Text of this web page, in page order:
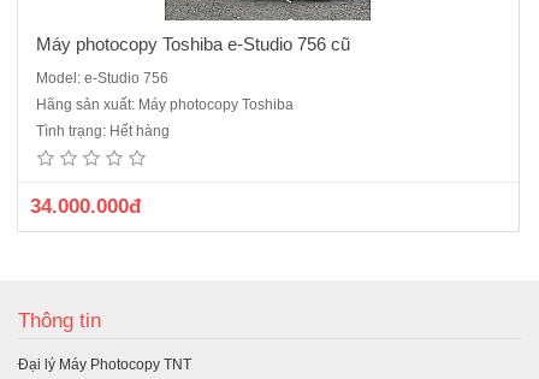
Máy photocopy Toshiba e-Studio 756 cũ
Model: e-Studio 756
Hãng sản xuất: Máy photocopy Toshiba
Tình trạng: Hết hàng
34.000.000đ
Thông tin
Đại lý Máy Photocopy TNT